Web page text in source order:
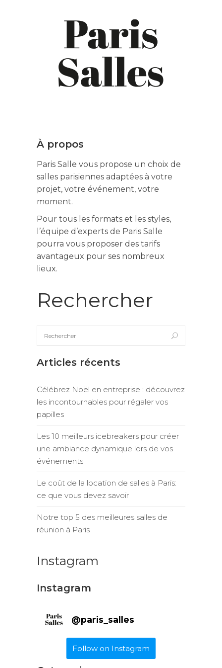
À propos
Paris Salle vous propose un choix de
salles parisiennes adaptées à votre
projet, votre événement, votre
moment.
Pour tous les formats et les styles,
l’équipe d’experts de Paris Salle
pourra vous proposer des tarifs
avantageux pour ses nombreux
lieux.
Rechercher
Articles récents
Célébrez Noël en entreprise : découvrez
les incontournables pour régaler vos
papilles
Les 10 meilleurs icebreakers pour créer
une ambiance dynamique lors de vos
événements
Le coût de la location de salles à Paris:
ce que vous devez savoir
Notre top 5 des meilleures salles de
réunion à Paris
Instagram
Instagram
@paris_salles
Follow on Instagram